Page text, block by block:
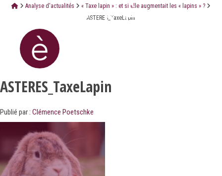
Analyse d'actualités
« Taxe lapin » : et si elle augmentait les « lapins » ?
ASTERES_TaxeLapin
ASTERES_TaxeLapin
Publié par : Clémence Poetschke